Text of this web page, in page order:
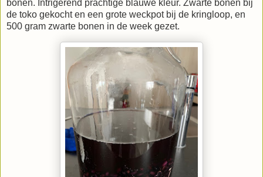
bonen. Intrigerend prachtige blauwe kleur. Zwarte bonen bij
de toko gekocht en een grote weckpot bij de kringloop, en
500 gram zwarte bonen in de week gezet.